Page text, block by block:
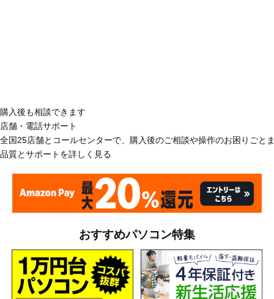
購入後も相談できます
店舗・電話サポート
全国25店舗とコールセンターで、購入後のご相談や操作のお困りごと
品質とサポートを詳しく見る
おすすめパソコン特集